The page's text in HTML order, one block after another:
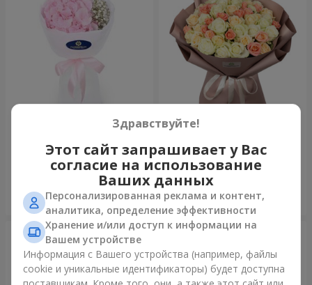
1 175 грн
Заказать
Букет "Нежный оттенок"
4 427 грн
Заказать
Здравствуйте!
Этот сайт запрашивает у Вас
согласие на использование
Ваших данных
Персонализированная реклама и контент,
аналитика, определение эффективности
Хранение и/или доступ к информации на
Вашем устройстве
Информация с Вашего устройства (например, файлы
cookie и уникальные идентификаторы) будет доступна